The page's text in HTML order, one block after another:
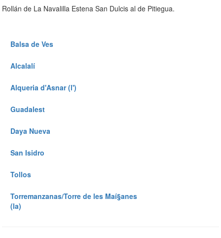
Rollán de La Navalilla Estena San Dulcis al de Pitiegua.
Balsa de Ves
Alcalalí­
Alqueria d'Asnar (l')
Guadalest
Daya Nueva
San Isidro
Tollos
Torremanzanas/Torre de les Maí§anes
(la)